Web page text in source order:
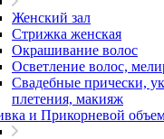
Женский зал
Стрижка женская
Окрашивание волос
Осветление волос,
Свадебные прически,
плетения, макияж
и Прикорневой